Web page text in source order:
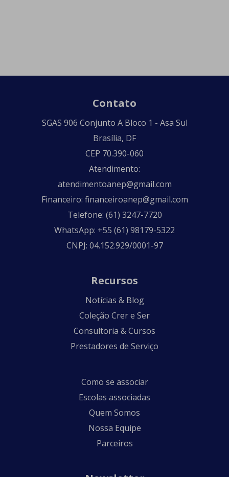
Contato
SGAS 906 Conjunto A Bloco 1 - Asa Sul
Brasília, DF
CEP 70.390-060
Atendimento:
atendimentoanep@gmail.com
Financeiro: financeiroanep@gmail.com
Telefone: (61) 3247-7720
WhatsApp: +55 (61) 98179-5322
CNPJ: 04.152.929/0001-97
Recursos
Notícias & Blog
Coleção Crer e Ser
Consultoria & Cursos
Prestadores de Serviço
Como se associar
Escolas associadas
Quem Somos
Nossa Equipe
Parceiros